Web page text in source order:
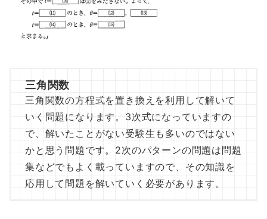
三角関数
三角関数の方程式を置き換えを利用して解いて
いく問題になります。3次式になっていますの
で、解いたことがない受験生も多いのではない
かと思う問題です。2次のパターンの問題は問題
集などでもよく載っていますので、その知識を
応用して問題を解いていく必要があります。